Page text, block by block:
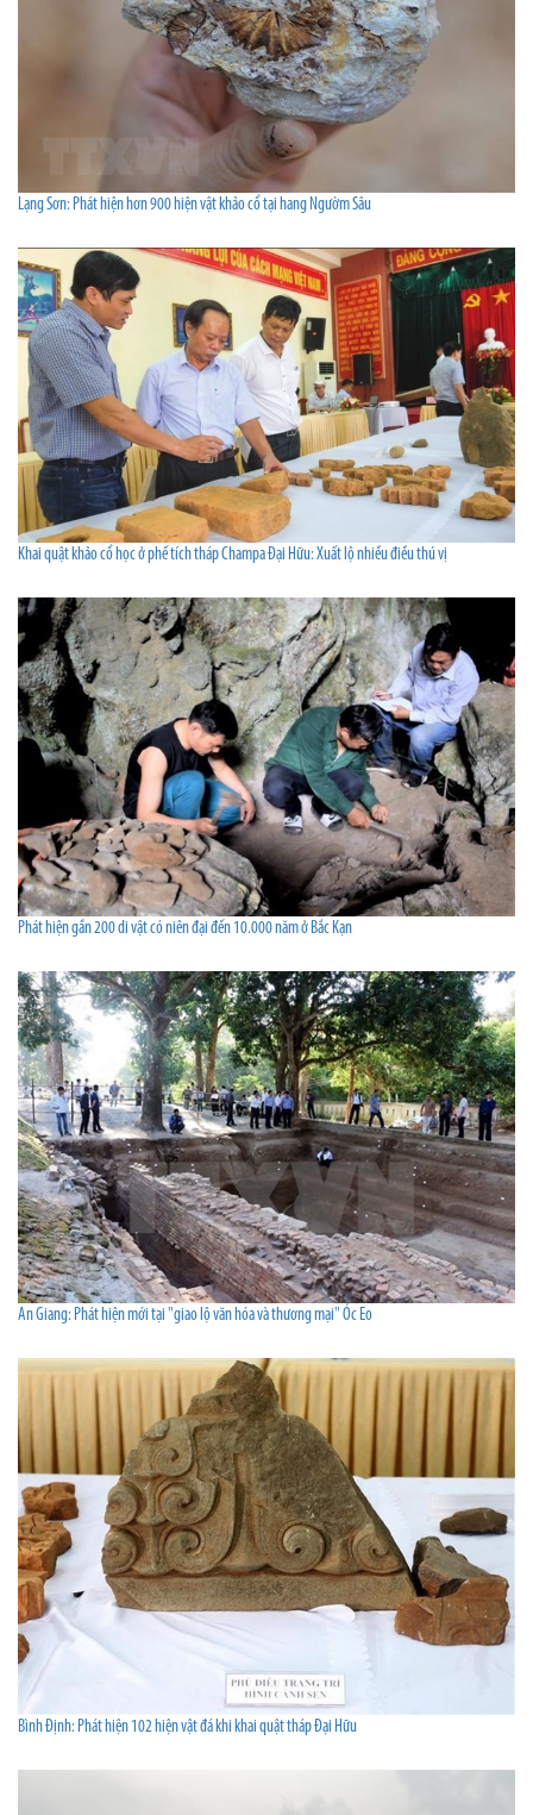
Lạng Sơn: Phát hiện hơn 900 hiện vật khảo cổ tại hang Ngườm Sâu
Khai quật khảo cổ học ở phế tích tháp Champa Ðại Hữu: Xuất lộ nhiều điều thú vị
Phát hiện gần 200 di vật có niên đại đến 10.000 năm ở Bắc Kạn
An Giang: Phát hiện mới tại "giao lộ văn hóa và thương mại" Óc Eo
Bình Định: Phát hiện 102 hiện vật đá khi khai quật tháp Đại Hữu